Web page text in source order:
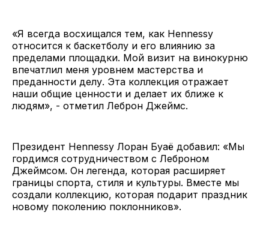
«Я всегда восхищался тем, как Hennessy
относится к баскетболу и его влиянию за
пределами площадки. Мой визит на винокурню
впечатлил меня уровнем мастерства и
преданности делу. Эта коллекция отражает
наши общие ценности и делает их ближе к
людям», - отметил Леброн Джеймс.
Президент Hennessy Лоран Буаё добавил: «Мы
гордимся сотрудничеством с Леброном
Джеймсом. Он легенда, которая расширяет
границы спорта, стиля и культуры. Вместе мы
создали коллекцию, которая подарит праздник
новому поколению поклонников».